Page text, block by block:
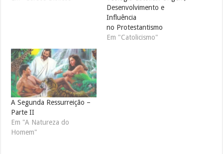
Desenvolvimento e
Influência
no Protestantismo
Em "Catolicismo"
A Segunda Ressurreição –
Parte II
Em "A Natureza do
Homem"